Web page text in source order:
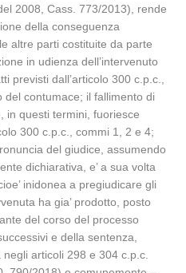
2008, Cass. 773/2013), rende
della conseguenza
altre parti costituite da parte
in udienza dell’intervenuto
previsti dall’articolo 300 c.p.c.,
contumace; il fallimento di
in questi termini, fuoriesce
300 c.p.c., commi 1, 2 e 4;
del giudice, assumendo
dichiarativa, e’ a sua volta
inidonea a pregiudicare gli
ha gia’ prodotto, posto
del corso del processo
e della sentenza,
articoli 298 e 304 c.p.c.